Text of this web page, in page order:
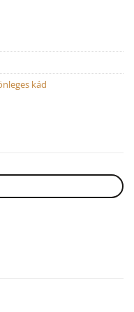
kád